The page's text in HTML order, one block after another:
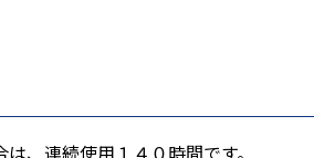
、連続使用１４０時間です。